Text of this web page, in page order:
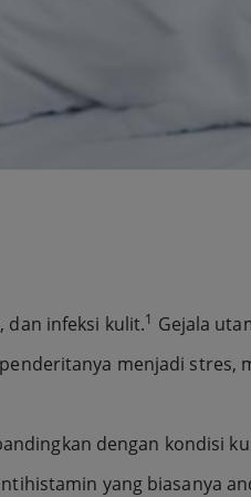
dan infeksi kulit.1 Gejala
menjadi stres,
dengan kondisi
yang biasanya